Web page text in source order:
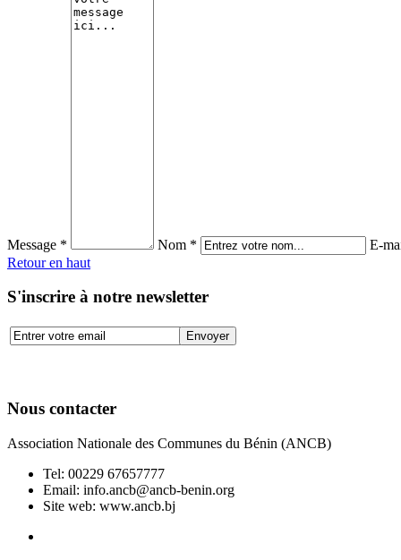
Message * Nom *
E-
Retour en haut
S'inscrire à notre newsletter
Nous contacter
Association Nationale des Communes du Bénin (ANCB)
Tel: 00229 67657777
Email: info.ancb@ancb-benin.org
Site web: www.ancb.bj